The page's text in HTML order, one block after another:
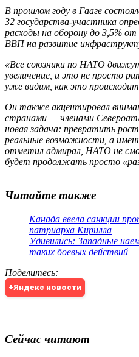
В прошлом году в Гааге
32 государства-участника
расходы на оборону до 3,5%
ВВП на развитие
«Все союзники по НАТО
увеличение, и это не просто
уже видим, как это
Он также акцентировал
странами — членами
новая задача: превратить
реальные возможности, а
отметил адмирал, НАТО не
будет продолжать просто
Читайте также
Канада ввела санкции
патриарха Кирилла
Удивились: Западные
таких боевых действий
Поделитесь:
+Яндекс новости
Сейчас читают